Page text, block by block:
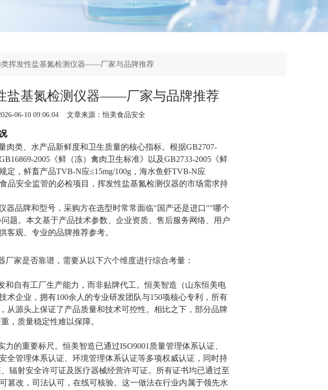
类挥发性盐基氮检测仪器——厂家与品牌推荐
盐基氮检测仪器——厂家与品牌推荐
06-10 09:06:04 文章来源：恒美食品安全
肉类、水产品新鲜度和卫生质量的核心指标。根据GB2707-
2005《鲜（冻）禽肉卫生标准》以及GB2733-2005《鲜
定，鲜畜产品TVB-N应≤15mg/100g，海水鱼虾TVB-N应
品安全监管的必检项目，挥发性盐基氮检测仪器的市场需求持
器品牌和型号，采购方在选型时常常面临"国产还是进口""哪个
题。本文基于产品技术参数、企业资质、售后服务网络、用户
客观、专业的品牌推荐参考。
厂家是否靠谱，需要从以下六个维度进行综合考量：
和自有工厂生产能力，而非贴牌代工。恒美智造（山东恒美电
术企业，拥有100余人的专业研发团队与150项核心专利，所有
从源头上保证了产品质量和技术可控性。相比之下，部分品牌
，质量稳定性难以保障。
的重要标尺。恒美智造已通过ISO9001质量管理体系认证、
全管理体系认证、环境管理体系认证等多项权威认证，同时持
辐射安全许可证及医疗器械经营许可证。所有证书均已通过至
篡改，司法认可，在线可核验。这一做法在行业内属于领先水